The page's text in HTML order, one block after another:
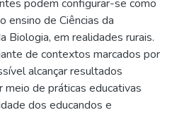
podem configurar-se como
ensino de Ciências da
Biologia, em realidades rurais.
de contextos marcados por
alcançar resultados
de práticas educativas
dos educandos e